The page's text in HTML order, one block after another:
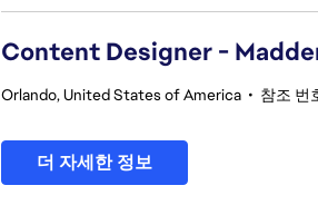
Content Designer -
Orlando, United States of America • 참조 번
더 자세한 정보